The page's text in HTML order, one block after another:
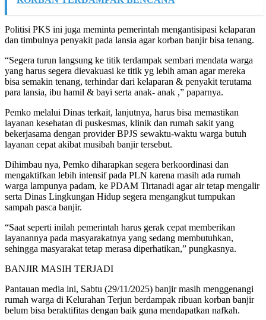
Politisi PKS ini juga meminta pemerintah mengantisipasi kelaparan
dan timbulnya penyakit pada lansia agar korban banjir bisa tenang.
“Segera turun langsung ke titik terdampak sembari mendata warga
yang harus segera dievakuasi ke titik yg lebih aman agar mereka
bisa semakin tenang, terhindar dari kelaparan & penyakit terutama
para lansia, ibu hamil & bayi serta anak- anak ,” paparnya.
Pemko melalui Dinas terkait, lanjutnya, harus bisa memastikan
layanan kesehatan di puskesmas, klinik dan rumah sakit yang
bekerjasama dengan provider BPJS sewaktu-waktu warga butuh
layanan cepat akibat musibah banjir tersebut.
Dihimbau nya, Pemko diharapkan segera berkoordinasi dan
mengaktifkan lebih intensif pada PLN karena masih ada rumah
warga lampunya padam, ke PDAM Tirtanadi agar air tetap mengalir
serta Dinas Lingkungan Hidup segera mengangkut tumpukan
sampah pasca banjir.
“Saat seperti inilah pemerintah harus gerak cepat memberikan
layanannya pada masyarakatnya yang sedang membutuhkan,
sehingga masyarakat tetap merasa diperhatikan,” pungkasnya.
BANJIR MASIH TERJADI
Pantauan media ini, Sabtu (29/11/2025) banjir masih menggenangi
rumah warga di Kelurahan Terjun berdampak ribuan korban banjir
belum bisa beraktifitas dengan baik guna mendapatkan nafkah.